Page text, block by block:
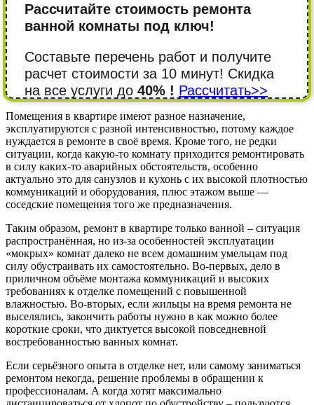
Рассчитайте стоимость ремонта
ванной комнаты под ключ!
Составьте перечень работ и получите
расчет стоимости за 10 минут! Cкидка
на все услуги до 40% ! Рассчитать>>
Помещения в квартире имеют разное назначение,
эксплуатируются с разной интенсивностью, потому каждое
нуждается в ремонте в своё время. Кроме того, не редки
ситуации, когда какую-то комнату приходится ремонтировать
в силу каких-то аварийных обстоятельств, особенно
актуально это для санузлов и кухонь с их высокой плотностью
коммуникаций и оборудования, плюс этажом выше —
соседские помещения того же предназначения.
Таким образом, ремонт в квартире только ванной – ситуация
распространённая, но из-за особенностей эксплуатации
«мокрых» комнат далеко не всем домашним умельцам под
силу обустраивать их самостоятельно. Во-первых, дело в
приличном объёме монтажа коммуникаций и высоких
требованиях к отделке помещений с повышенной
влажностью. Во-вторых, если жильцы на время ремонта не
выселялись, закончить работы нужно в как можно более
короткие сроки, что диктуется высокой повседневной
востребованностью ванных комнат.
Если серьёзного опыта в отделке нет, или самому заниматься
ремонтом некогда, решение проблемы в обращении к
профессионалам. А когда хотят максимально